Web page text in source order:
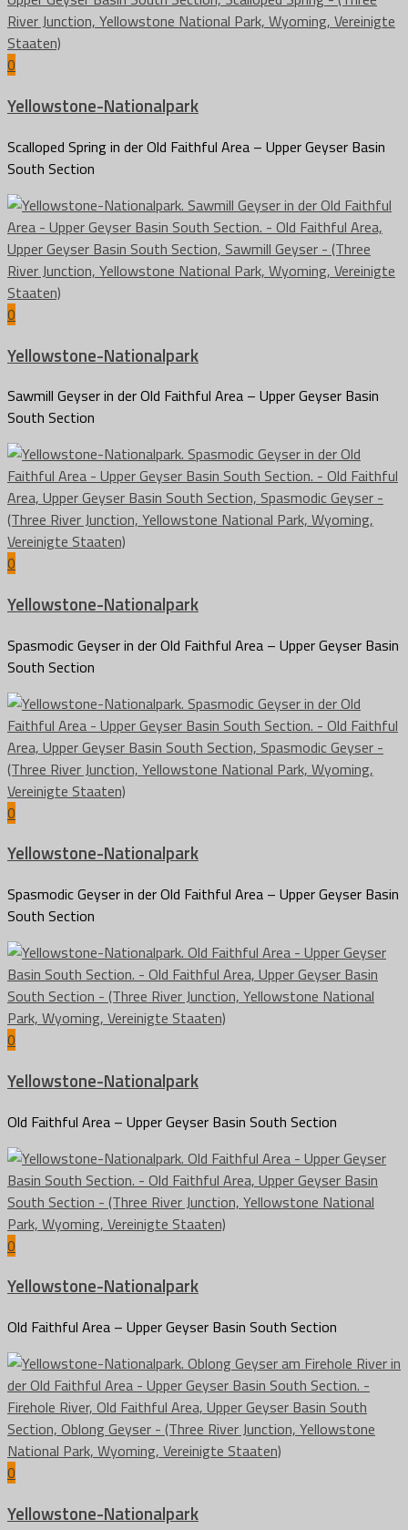
0
Yellowstone-Nationalpark
Scalloped Spring in der Old Faithful Area – Upper Geyser Basin
South Section
0
Yellowstone-Nationalpark
Sawmill Geyser in der Old Faithful Area – Upper Geyser Basin
South Section
0
Yellowstone-Nationalpark
Spasmodic Geyser in der Old Faithful Area – Upper Geyser Basin
South Section
0
Yellowstone-Nationalpark
Spasmodic Geyser in der Old Faithful Area – Upper Geyser Basin
South Section
0
Yellowstone-Nationalpark
Old Faithful Area – Upper Geyser Basin South Section
0
Yellowstone-Nationalpark
Old Faithful Area – Upper Geyser Basin South Section
0
Yellowstone-Nationalpark